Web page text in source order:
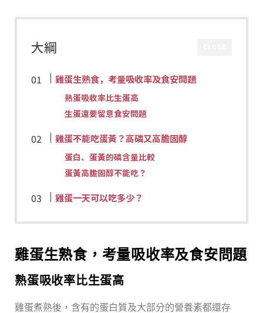
大綱
雞蛋生熟食，考量吸收率及食安問題
熟蛋吸收率比生蛋高
生蛋還要留意食安問題
雞蛋不能吃蛋黃？高磷又高膽固醇
蛋白、蛋黃的磷含量比較
蛋黃高膽固醇不能吃？
雞蛋一天可以吃多少？
雞蛋生熟食，考量吸收率及食安問題
熟蛋吸收率比生蛋高
雞蛋煮熟後，含有的蛋白質及大部分的營養素都還存